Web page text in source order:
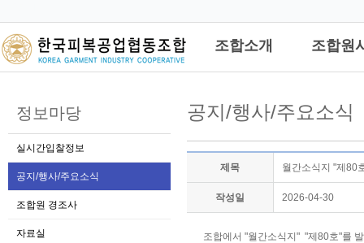
조합소개 조합원
정보마당
실시간입찰정보
공지/행사/주요소식
조합원 경조사
자료실
공지/행사/주요소식
제목 월간소식지 "제80
작성일 2026-04-30
조합에서 "월간소식지"  "제80호"를